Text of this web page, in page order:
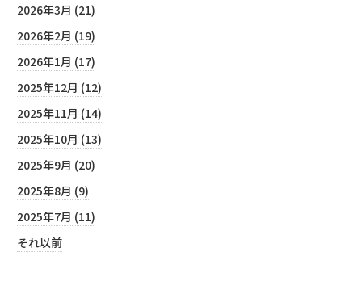
2026年3月 (21)
2026年2月 (19)
2026年1月 (17)
2025年12月 (12)
2025年11月 (14)
2025年10月 (13)
2025年9月 (20)
2025年8月 (9)
2025年7月 (11)
それ以前